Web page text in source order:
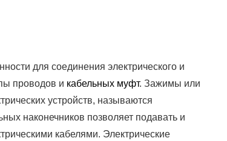
для соединения электрического и
проводов и кабельных муфт. Зажимы или
устройств, называются
наконечников позволяет подавать и
кабелями. Электрические